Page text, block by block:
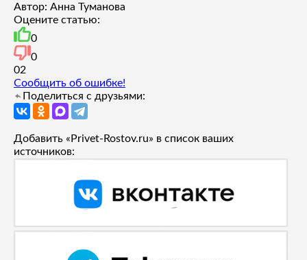
Автор: Анна Туманова
Оцените статью:
0
0
02
Сообщить об ошибке!
Поделиться с друзьями:
Добавить «Privet-Rostov.ru» в список ваших
источников: